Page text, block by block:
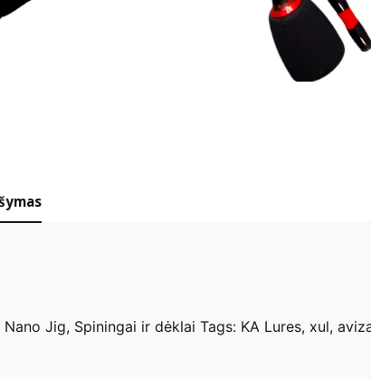
Jig, Spiningai ir dėklai Tags: KA Lures, xul,